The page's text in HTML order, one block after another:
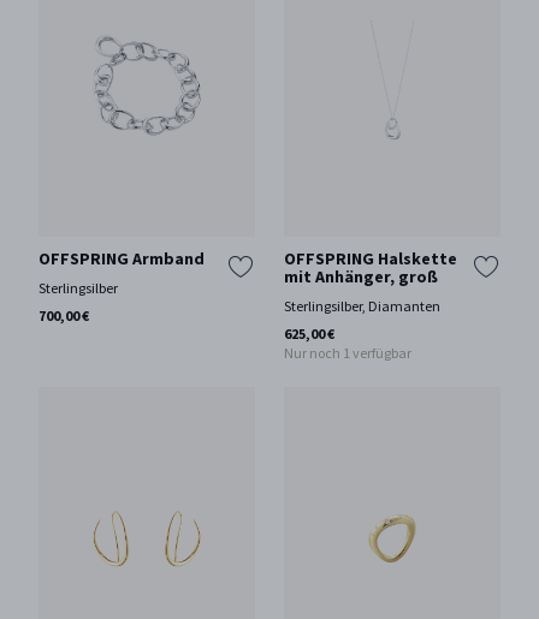
OFFSPRING Armband
Sterlingsilber
700,00 €
OFFSPRING Halskette
mit Anhänger, groß
Sterlingsilber, Diamanten
625,00 €
Nur noch 1 verfügbar